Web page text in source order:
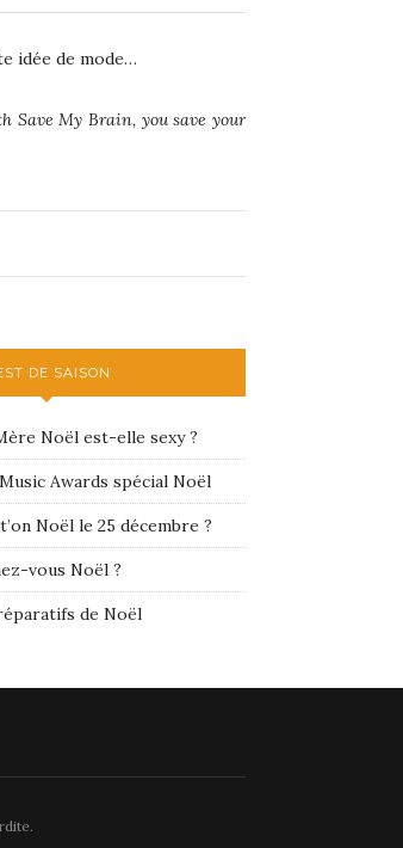
idée de mode…
Save My Brain, you save your
DE SAISON
Noël est-elle sexy ?
Awards spécial Noël
Noël le 25 décembre ?
vous Noël ?
de Noël